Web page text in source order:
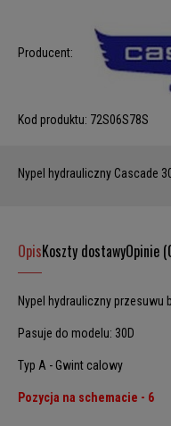
Producent:
Kod produktu: 72S06S78S
Nypel hydrauliczny Cascade
OpisKoszty dostawyOpinie
Nypel hydrauliczny przesuwu
Pasuje do modelu: 30D
Typ A - Gwint calowy
Pozycja na schemacie - 6